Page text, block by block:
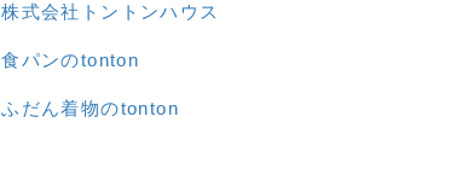
株式会社トントンハウス
食パンのtonton
ふだん着物のtonton